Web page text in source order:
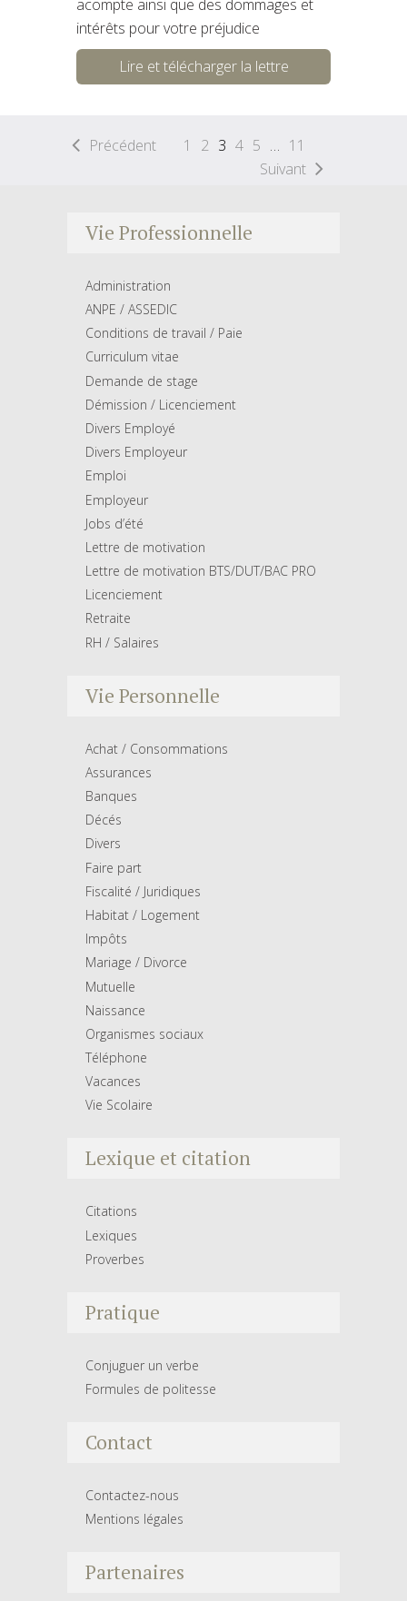
acompte ainsi que des dommages et
intérêts pour votre préjudice
Lire et télécharger la lettre
Précédent 1 2 3 4 5 … 11
Suivant
Vie Professionnelle
Administration
ANPE / ASSEDIC
Conditions de travail / Paie
Curriculum vitae
Demande de stage
Démission / Licenciement
Divers Employé
Divers Employeur
Emploi
Employeur
Jobs d’été
Lettre de motivation
Lettre de motivation BTS/DUT/BAC PRO
Licenciement
Retraite
RH / Salaires
Vie Personnelle
Achat / Consommations
Assurances
Banques
Décés
Divers
Faire part
Fiscalité / Juridiques
Habitat / Logement
Impôts
Mariage / Divorce
Mutuelle
Naissance
Organismes sociaux
Téléphone
Vacances
Vie Scolaire
Lexique et citation
Citations
Lexiques
Proverbes
Pratique
Conjuguer un verbe
Formules de politesse
Contact
Contactez-nous
Mentions légales
Partenaires